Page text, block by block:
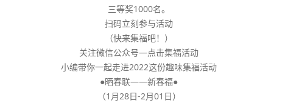
三等奖1000名。
扫码立刻参与活动
（快来集福吧！）
关注微信公众号—点击集福活动
小编带你一起走进2022这份趣味集福活动
●晒春联——新春福●
（1月28日-2月01日）